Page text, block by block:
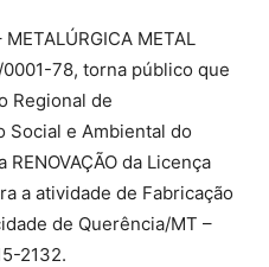
METALÚRGICA METAL
78, torna público que
Regional de
Social e Ambiental do
da Licença
a atividade de Fabricação
de Querência/MT –
2132.